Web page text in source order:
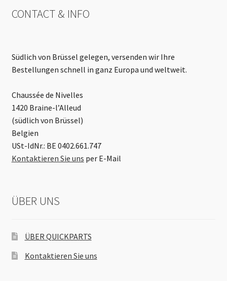
CONTACT & INFO
Südlich von Brüssel gelegen, versenden wir Ihre
Bestellungen schnell in ganz Europa und weltweit.
Chaussée de Nivelles
1420 Braine-l’Alleud
(südlich von Brüssel)
Belgien
USt-IdNr.: BE 0402.661.747
Kontaktieren Sie uns per E-Mail
ÜBER UNS
ÜBER QUICKPARTS
Kontaktieren Sie uns